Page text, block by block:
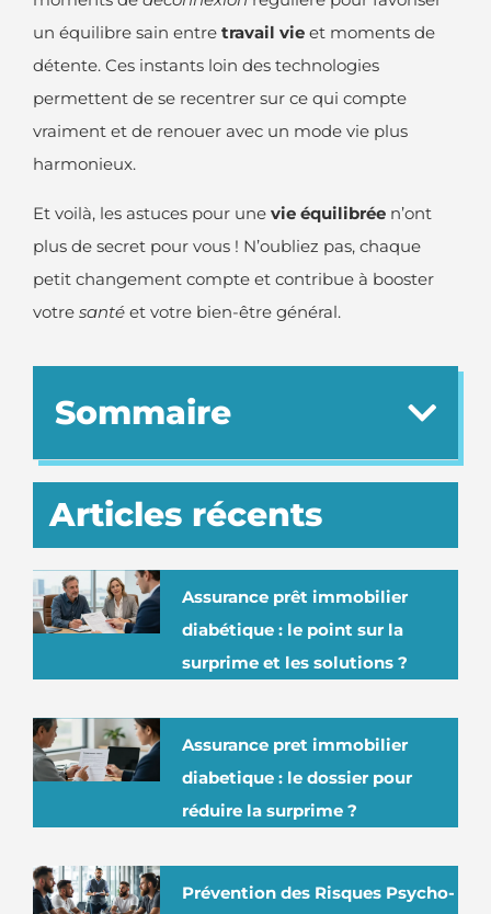
un équilibre sain entre travail vie et moments de
détente. Ces instants loin des technologies
permettent de se recentrer sur ce qui compte
vraiment et de renouer avec un mode vie plus
harmonieux.
Et voilà, les astuces pour une vie équilibrée n’ont
plus de secret pour vous ! N’oubliez pas, chaque
petit changement compte et contribue à booster
votre santé et votre bien-être général.
Sommaire
Articles récents
Assurance prêt immobilier
diabétique : le point sur la
surprime et les solutions ?
Assurance pret immobilier
diabetique : le dossier pour
réduire la surprime ?
Prévention des Risques Psycho-